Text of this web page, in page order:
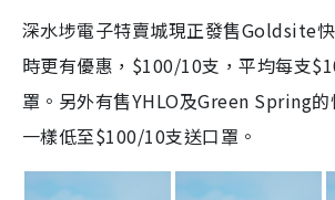
深水埗電子特賣城現正發售Goldsite
時更有優惠，$100/10支，平均每支
罩。另外有售YHLO及Green Spring的
一樣低至$100/10支送口罩。